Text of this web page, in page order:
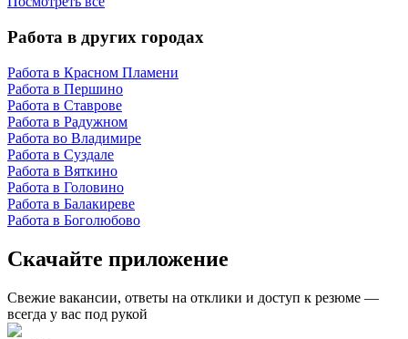
Работа в других городах
Работа в Красном Пламени
Работа в Першино
Работа в Ставрове
Работа в Радужном
Работа во Владимире
Работа в Суздале
Работа в Вяткино
Работа в Головино
Работа в Балакиреве
Работа в Боголюбово
Скачайте приложение
Свежие вакансии, ответы на отклики и доступ к резюме —
всегда у вас под рукой